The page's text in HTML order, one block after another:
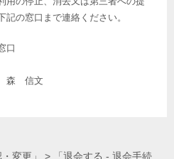
の窓口まで連絡ください。
口
森 信文
変更」 > 「退会する - 退会手続